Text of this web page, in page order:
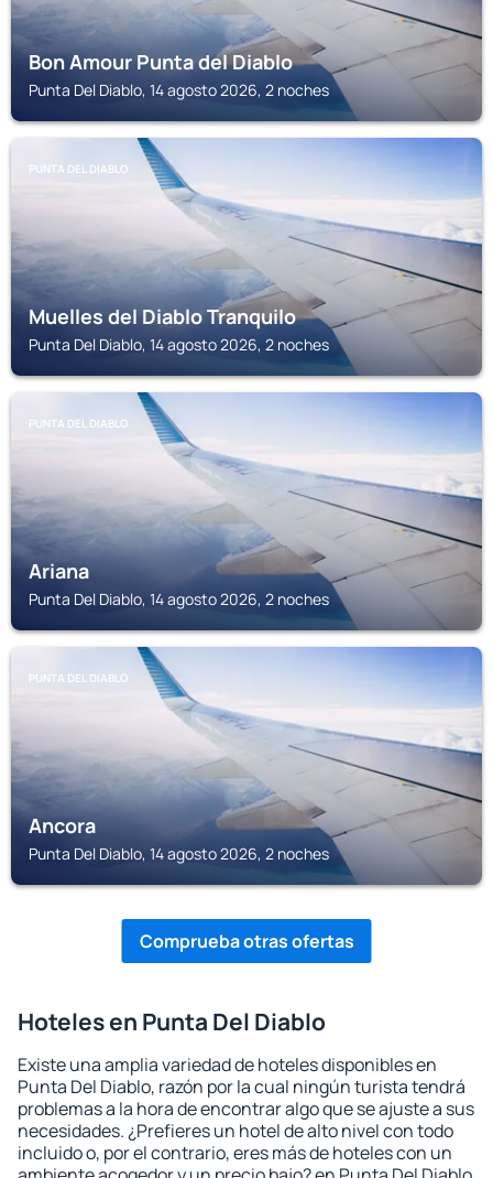
Bon Amour Punta del Diablo
Punta Del Diablo, 14 agosto 2026, 2 noches
PUNTA DEL DIABLO
Muelles del Diablo Tranquilo
Punta Del Diablo, 14 agosto 2026, 2 noches
PUNTA DEL DIABLO
Ariana
Punta Del Diablo, 14 agosto 2026, 2 noches
PUNTA DEL DIABLO
Ancora
Punta Del Diablo, 14 agosto 2026, 2 noches
Comprueba otras ofertas
Hoteles en Punta Del Diablo
Existe una amplia variedad de hoteles disponibles en
Punta Del Diablo, razón por la cual ningún turista tendrá
problemas a la hora de encontrar algo que se ajuste a sus
necesidades. ¿Prefieres un hotel de alto nivel con todo
incluido o, por el contrario, eres más de hoteles con un